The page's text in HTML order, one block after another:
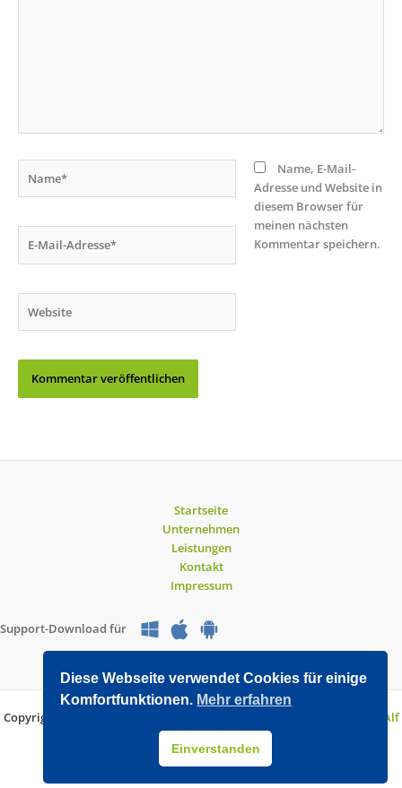
Mail-
Name, E-Mail-
Adresse und Website in
diesem Browser für
meinen nächsten
Kommentar speichern.
Startseite
Unternehmen
Leistungen
Kontakt
Impressum
Support-Download für
Copyright © 2026 O&V DATEC GmbH | Entwickelt mit WordPress von
Alf
Drollinger
Diese Webseite verwendet Cookies für einige
Komfortfunktionen. Mehr erfahren
Einverstanden